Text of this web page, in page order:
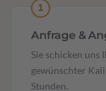
Anfrage &
Sie schicken
gewünschter
Stunden.